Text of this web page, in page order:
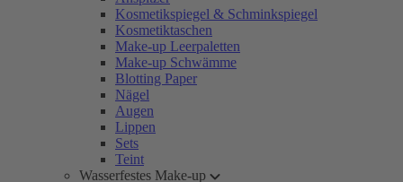
Kosmetikspiegel & Schminkspiegel
Kosmetiktaschen
Make-up Leerpaletten
Make-up Schwämme
Blotting Paper
Nägel
Augen
Lippen
Sets
Teint
Wasserfestes Make-up